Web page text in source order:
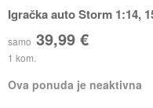
Igračka auto Storm 1:14,
samo 39,99 €
1 kom.
Ova ponuda je neaktivna